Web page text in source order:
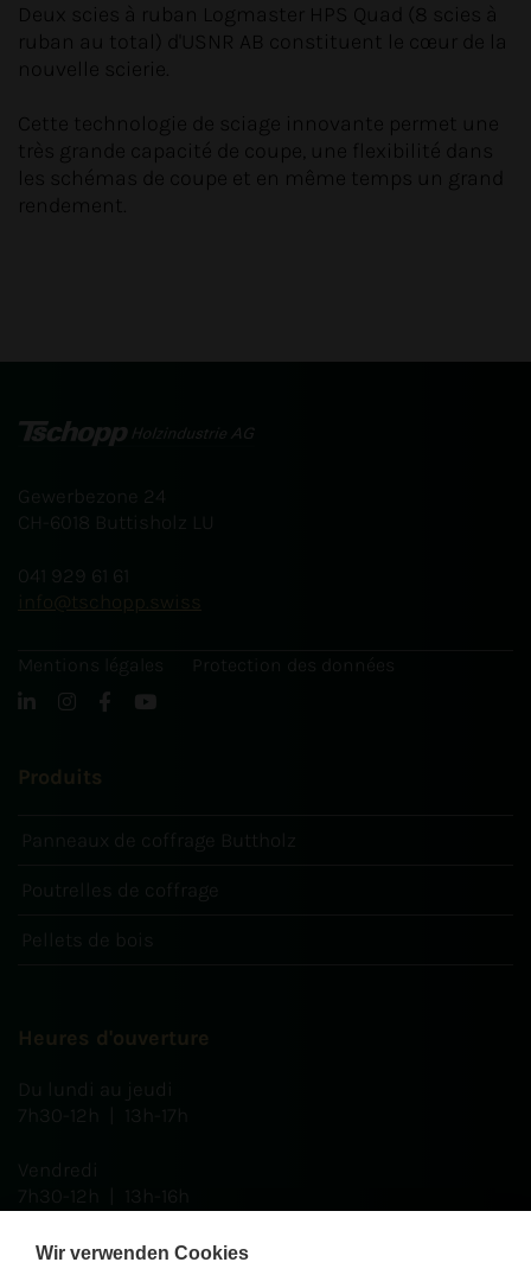
Wir verwenden Cookies
Deux scies à ruban Logmaster HPS Quad (8 scies à
ruban au total) d'USNR AB constituent le cœur de la
nouvelle scierie.
Cette technologie de sciage innovante permet une
très grande capacité de coupe, une flexibilité dans
les schémas de coupe et en même temps un grand
rendement.
Gewerbezone 24
CH-6018 Buttisholz LU
041 929 61 61
info
tschopp.swiss
Mentions légales Protection des données
Heures d'ouverture
Du lundi au jeudi
7h30-12h | 13h-17h
Vendredi
7h30-12h | 13h-16h
Produits
Panneaux de coffrage Buttholz
Poutrelles de coffrage
Pellets de bois